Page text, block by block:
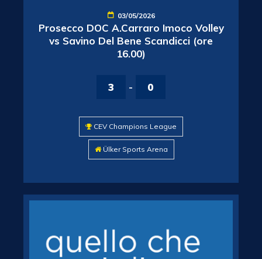
03/05/2026
Prosecco DOC A.Carraro Imoco Volley
vs Savino Del Bene Scandicci (ore
16.00)
3 - 0
CEV Champions League
Ülker Sports Arena